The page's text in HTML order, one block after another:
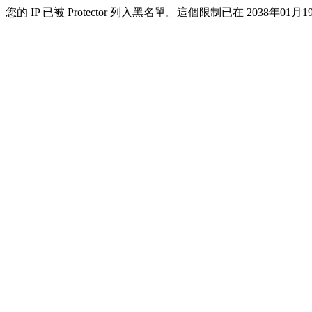
您的 IP 已被 Protector 列入黑名單。這個限制已在 2038年01月